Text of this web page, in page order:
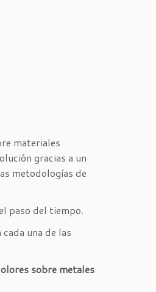
materiales
gracias a un
metodologías de
paso del tiempo.
una de las
sobre metales